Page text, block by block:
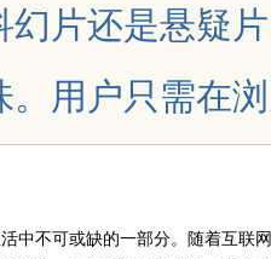
幻片还是悬疑
。用户只需在
中不可或缺的一部分。随着互联